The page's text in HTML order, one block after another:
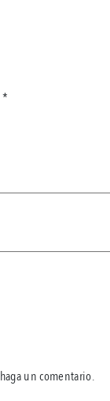
*
un comentario.